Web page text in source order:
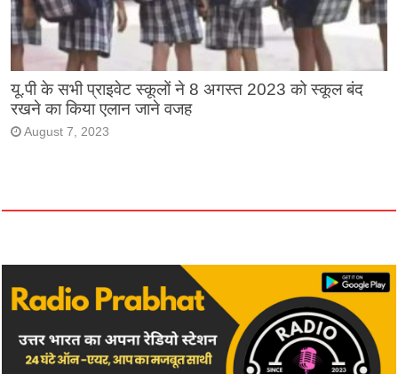
यू.पी के सभी प्राइवेट स्कूलों ने 8 अगस्त 2023 को स्कूल बंद
रखने का किया एलान जाने वजह
August 7, 2023